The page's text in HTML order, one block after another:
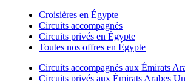
Croisières en Égypte
Circuits accompagnés
Circuits privés en Égypte
Toutes nos offres en Égypte
Circuits accompagnés aux Émirats
Circuits privés aux Émirats Arabes